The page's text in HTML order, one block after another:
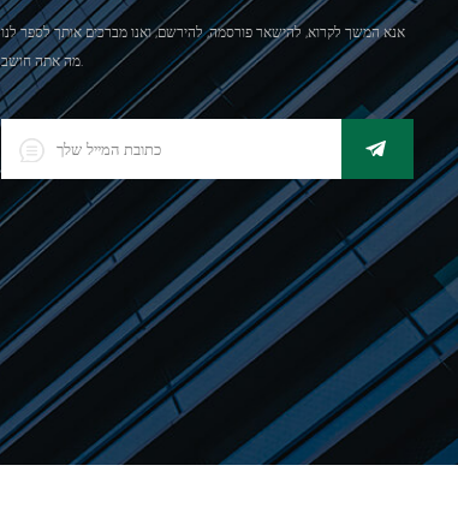
אנא המשך לקרוא, להישאר פורסמה, להירשם, ואנו מברכים אותך לספר לנו
מה אתה חושב.